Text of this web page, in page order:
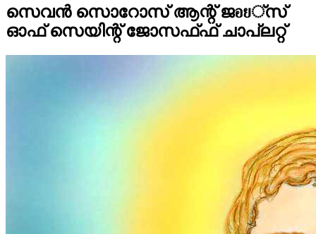
സെവൻ സൊറോസ് ആന്റ് ജอย്സ്
ഓഫ് സെയിന്റ് ജോസഫ്ഫ് ചാപ്ലറ്റ്